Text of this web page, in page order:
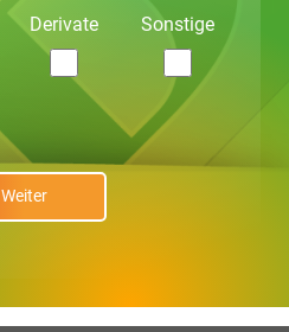
Derivate Sonstige
Weiter